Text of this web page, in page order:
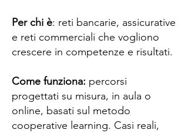
Per chi è: reti bancarie, assicurative
e reti commerciali che vogliono
crescere in competenze e risultati.
Come funziona: percorsi
progettati su misura, in aula o
online, basati sul metodo
cooperative learning. Casi reali,